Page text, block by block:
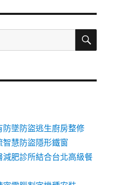
搜
墜防盜逃生廚房整修
慧防盜隱形鐵窗
肥診所結合台北高級餐